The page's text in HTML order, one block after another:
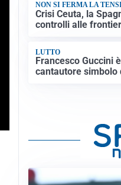
NON SI FERMA LA
Crisi Ceuta, la
controlli alle
LUTTO
Francesco Guccini
cantautore simbolo